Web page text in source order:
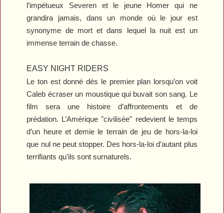
l’impétueux Severen et le jeune Homer qui ne
grandira jamais, dans un monde où le jour est
synonyme de mort et dans lequel la nuit est un
immense terrain de chasse.
EASY NIGHT RIDERS
Le ton est donné dès le premier plan lorsqu’on voit
Caleb écraser un moustique qui buvait son sang. Le
film sera une histoire d’affrontements et de
prédation. L’Amérique "civilisée" redevient le temps
d’un heure et demie le terrain de jeu de hors-la-loi
que nul ne peut stopper. Des hors-la-loi d’autant plus
terrifiants qu’ils sont surnaturels.